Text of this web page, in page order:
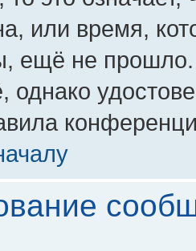
или время,
ещё не
однако